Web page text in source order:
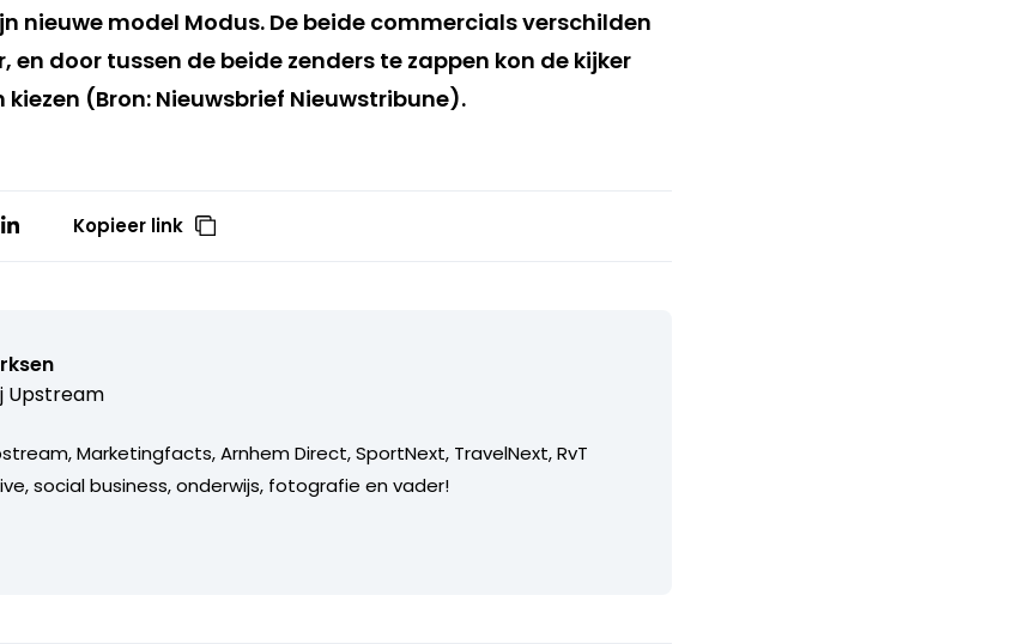
nieuwe model Modus. De beide commercials verschilden
en door tussen de beide zenders te zappen kon de kijker
(Bron: Nieuwsbrief Nieuwstribune).
Kopieer link
Upstream
Marketingfacts, Arnhem Direct, SportNext, TravelNext, RvT
social business, onderwijs, fotografie en vader!